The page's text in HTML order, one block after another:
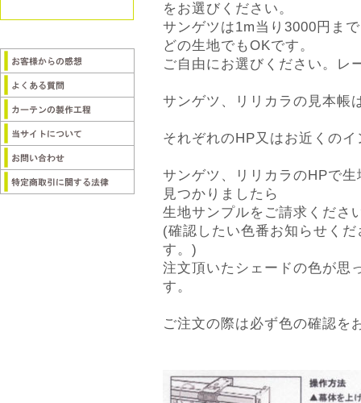
をお選びください。
サンゲツは1m当り3000円ま
どの生地でもOKです。
ご自由にお選びください。レ
サンゲツ、リリカラの見本帳
それぞれのHP又はお近くの
サンゲツ、リリカラのHPで
見つかりましたら
生地サンプルをご請求くださ
(確認したい色番お知らせく
す。)
注文頂いたシェードの色が思
す。
ご注文の際は必ず色の確認を